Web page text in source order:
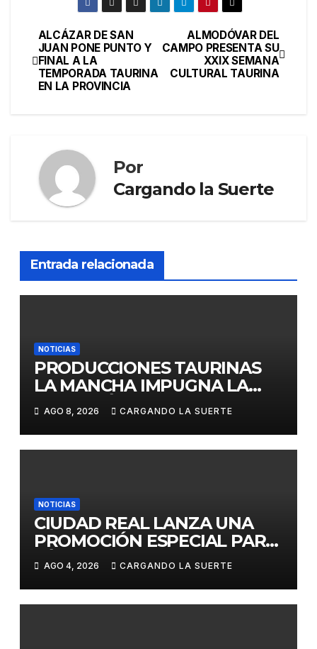
ALMODÓVAR DEL
CAMPO PRESENTA SU
XXIX SEMANA
CULTURAL TAURINA
ALCÁZAR DE SAN
JUAN PONE PUNTO Y
FINAL A LA
TEMPORADA TAURINA
EN LA PROVINCIA
Por
Cargando la Suerte
Entrada relacionada
NOTICIAS
PRODUCCIONES TAURINAS
LA MANCHA IMPUGNA LA
LICITACIÓN DE LA CORRIDA
DE DAIMIEL AL CONSIDERAR
VULNERADA LA LIBRE
COMPETENCIA
AGO 8, 2026 CARGANDO LA SUERTE
NOTICIAS
CIUDAD REAL LANZA UNA
PROMOCIÓN ESPECIAL PARA
JÓVENES MENORES DE 25
AÑOS EN LAS DOS GRANDES
CITAS DEL ABONO
AGO 4, 2026 CARGANDO LA SUERTE